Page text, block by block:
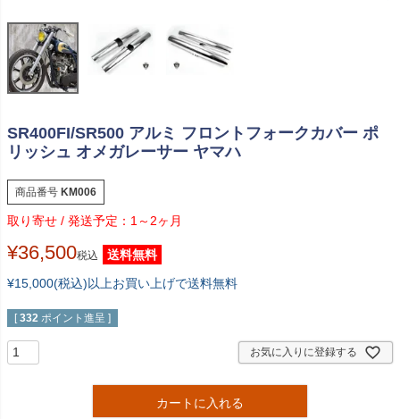
SR400FI/SR500 アルミ フロントフォークカバー ポ
リッシュ オメガレーサー ヤマハ
商品番号 KM006
1～2ヶ月
¥36,500税込
送料無料
¥15,000(税込)以上お買い上げで送料無料
[ 332 ポイント進呈 ]
お気に入りに登録する
カートに入れる